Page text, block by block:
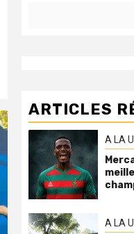
ARTICLES
A LA
A LA